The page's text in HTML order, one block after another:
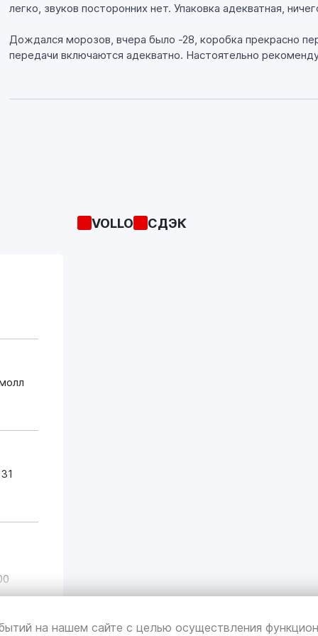
на нашем сайте с целью осуществления
- Снижает шум.
Рекомендовано для использования в МКПП
легковых автомобилей TOYOTA, BMW,
автопроизводителей.
легко, звуков посторонних нет. Упаковка адекватная,
Дождался морозов, вчера было -28, коробка прекрасно
передачи включаются адекватно. Настоятельно
VOLLO СДЭК